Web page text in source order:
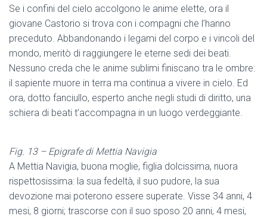
Se i confini del cielo accolgono le anime elette, ora il
giovane Castorio si trova con i compagni che l’hanno
preceduto. Abbandonando i legami del corpo e i vincoli del
mondo, meritò di raggiungere le eterne sedi dei beati.
Nessuno creda che le anime sublimi finiscano tra le ombre:
il sapiente muore in terra ma continua a vivere in cielo. Ed
ora, dotto fanciullo, esperto anche negli studi di diritto, una
schiera di beati t’accompagna in un luogo verdeggiante.
Fig. 13 – Epigrafe di Mettia Navigia
A Mettia Navigia, buona moglie, figlia dolcissima, nuora
rispettosissima: la sua fedeltà, il suo pudore, la sua
devozione mai poterono essere superate. Visse 34 anni, 4
mesi, 8 giorni; trascorse con il suo sposo 20 anni, 4 mesi,